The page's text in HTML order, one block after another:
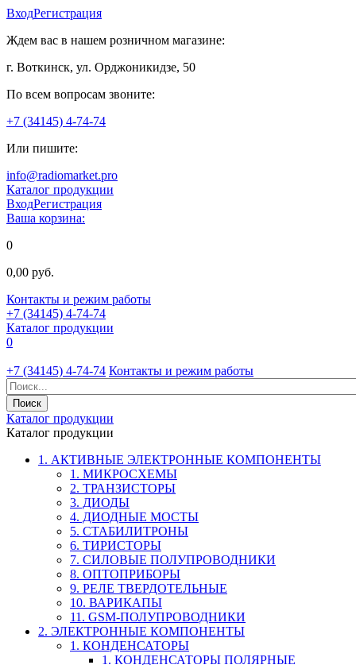
ВходРегистрация
Ждем вас в нашем розничном магазине:
г. Воткинск, ул. Орджоникидзе, 50
По всем вопросам звоните:
+7 (34145) 4-74-74
Или пишите:
info@radiomarket.pro
Каталог продукции
ВходРегистрация
Ваша корзина:
0
0,00 руб.
Контакты и режим работы
+7 (34145) 4-74-74
Каталог продукции
0
+7 (34145) 4-74-74 Контакты и режим работы
Каталог продукции
Каталог продукции
1. АКТИВНЫЕ ЭЛЕКТРОННЫЕ КОМПОНЕНТЫ
1. МИКРОСХЕМЫ
2. ТРАНЗИСТОРЫ
3. ДИОДЫ
4. ДИОДНЫЕ МОСТЫ
5. СТАБИЛИТРОНЫ
6. ТИРИСТОРЫ
7. СИЛОВЫЕ ПОЛУПРОВОДНИКИ
8. ОПТОПРИБОРЫ
9. РЕЛЕ ТВЕРДОТЕЛЬНЫЕ
10. ВАРИКАПЫ
11. GSM-ПОЛУПРОВОДНИКИ
2. ЭЛЕКТРОННЫЕ КОМПОНЕНТЫ
1. КОНДЕНСАТОРЫ
1. КОНДЕНСАТОРЫ ПОЛЯРНЫЕ